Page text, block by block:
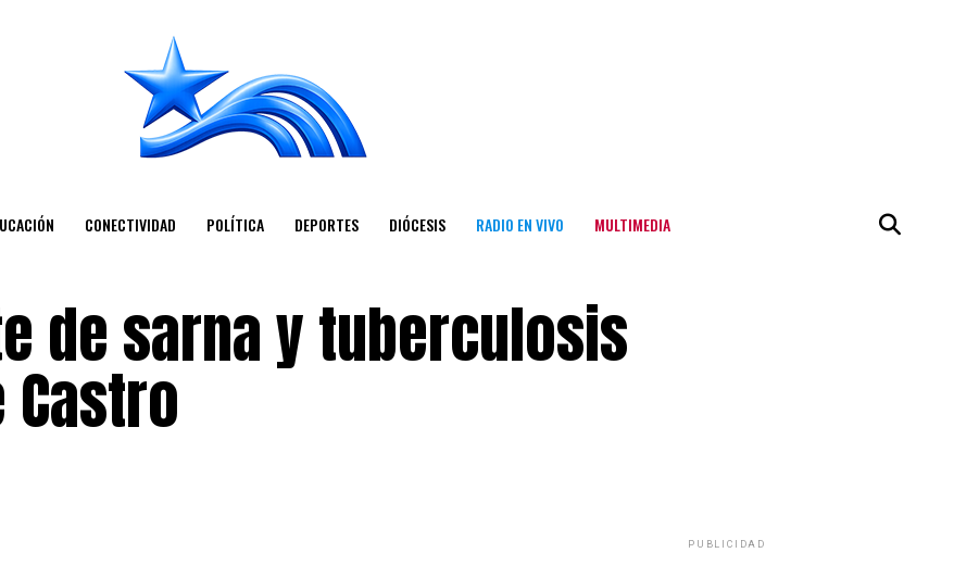
CONECTIVIDAD POLÍTICA DEPORTES DIÓCESIS RADIO EN VIVO MULTIMEDIA
de sarna y tuberculosis
PUBLICIDAD